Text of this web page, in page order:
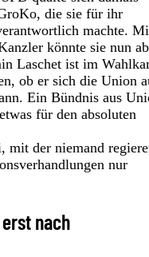
die sie für ihr
machte.
könnte sie nun
Laschet ist im
ob er sich die Union
Ein Bündnis aus
für den absoluten
mit der niemand
nur
nach